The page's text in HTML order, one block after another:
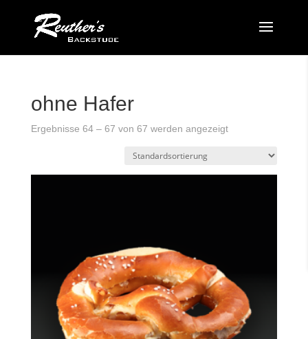
ohne Hafer
Ergebnisse 64 – 67 von 67 werden angezeigt